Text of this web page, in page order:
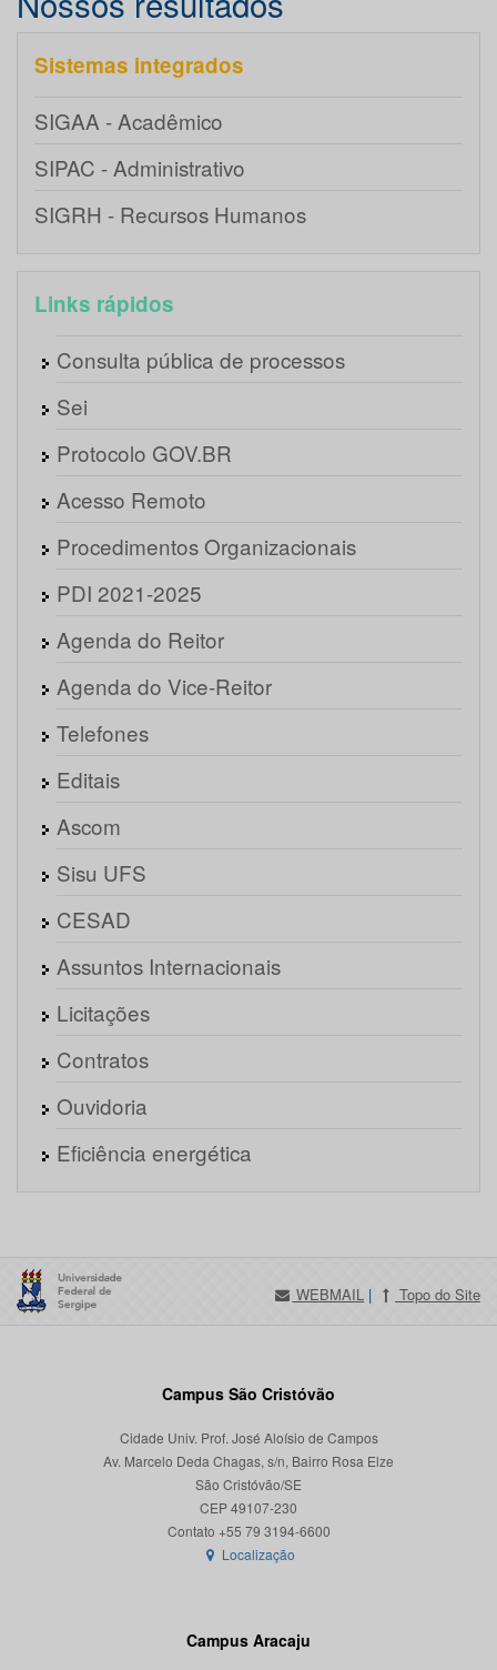
Sistemas integrados
SIGAA - Acadêmico
SIPAC - Administrativo
SIGRH - Recursos Humanos
Links rápidos
Consulta pública de processos
Sei
Protocolo GOV.BR
Acesso Remoto
Procedimentos Organizacionais
PDI 2021-2025
Agenda do Reitor
Agenda do Vice-Reitor
Telefones
Editais
Ascom
Sisu UFS
CESAD
Assuntos Internacionais
Licitações
Contratos
Ouvidoria
Eficiência energética
WEBMAIL | Topo do Site
Campus São Cristóvão
Cidade Univ. Prof. José Aloísio de Campos
Av. Marcelo Deda Chagas, s/n, Bairro Rosa Elze
São Cristóvão/SE
CEP 49107-230
Localização
Campus Aracaju